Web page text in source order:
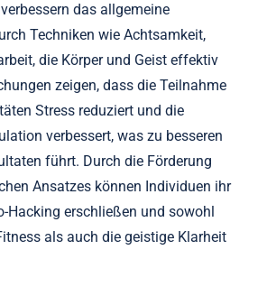
das allgemeine
Techniken wie Achtsamkeit,
die Körper und Geist effektiv
zeigen, dass die Teilnahme
Stress reduziert und die
verbessert, was zu besseren
führt. Durch die Förderung
Ansatzes können Individuen ihr
Hacking erschließen und sowohl
als auch die geistige Klarheit